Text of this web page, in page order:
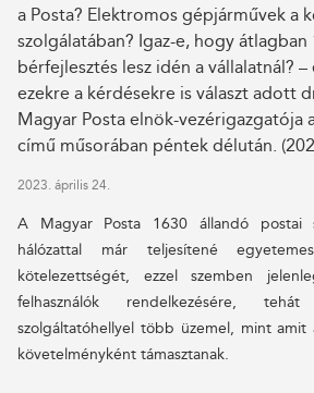
a Posta? Elektromos gépjárművek a
szolgálatában? Igaz-e, hogy átlagban
bérfejlesztés lesz idén a vállalatnál?
ezekre a kérdésekre is választ adott
Magyar Posta elnök-vezérigazgatója
című műsorában péntek délután.
2023. április 24.
A Magyar Posta 1630 állandó postai
hálózattal már teljesítené
kötelezettségét, ezzel szemben
felhasználók rendelkezésére,
szolgáltatóhellyel több üzemel, mint amit
követelményként támasztanak.